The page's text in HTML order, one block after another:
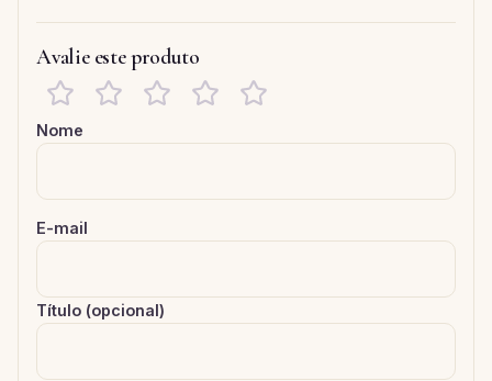
Avalie este produto
Nome
E-mail
Título (opcional)